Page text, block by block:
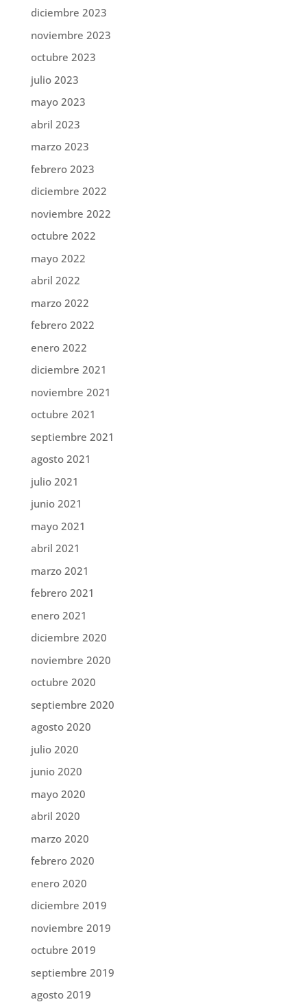
diciembre 2023
noviembre 2023
octubre 2023
julio 2023
mayo 2023
abril 2023
marzo 2023
febrero 2023
diciembre 2022
noviembre 2022
octubre 2022
mayo 2022
abril 2022
marzo 2022
febrero 2022
enero 2022
diciembre 2021
noviembre 2021
octubre 2021
septiembre 2021
agosto 2021
julio 2021
junio 2021
mayo 2021
abril 2021
marzo 2021
febrero 2021
enero 2021
diciembre 2020
noviembre 2020
octubre 2020
septiembre 2020
agosto 2020
julio 2020
junio 2020
mayo 2020
abril 2020
marzo 2020
febrero 2020
enero 2020
diciembre 2019
noviembre 2019
octubre 2019
septiembre 2019
agosto 2019